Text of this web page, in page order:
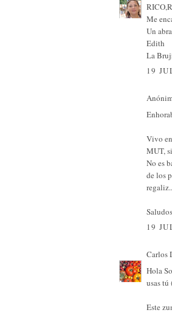
Me
Un
Edith
La
19
Vivo
MUT,
No es
de los
19
Carlos
Hola
usas tú
Este